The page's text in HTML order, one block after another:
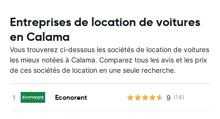
Entreprises de location de voitures
en Calama
Vous trouverez ci-dessous les sociétés de location de voitures
les mieux notées à Calama. Comparez tous les avis et les prix
de ces sociétés de location en une seule recherche.
Econorent 9 (14)